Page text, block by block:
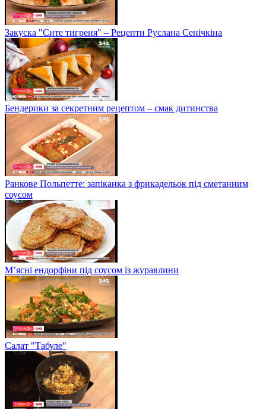
Закуска "Сите тигреня" – Рецепти Руслана Сенічкіна
Бендерики за секретним рецептом – смак дитинства
Ранкове Польпетте: запіканка з фрикадельок під сметанним
соусом
М’ясні ендорфіни під соусом із журавлини
Салат "Табуле"